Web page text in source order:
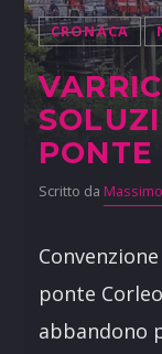
CRONACA
PONTE
Scritto da
ponte
abbandono